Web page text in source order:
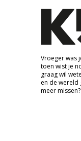
Vroeger was
toen wist je
graag wil
en de wereld
meer missen?